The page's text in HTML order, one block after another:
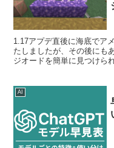
1.17アプデ直後に海底でア
たしましたが、その後にも
ジオードを簡単に見つけら
AI